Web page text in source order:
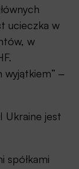
ucieczka w
w
wyjątkiem” ‒
Ukraine jest
spółkami